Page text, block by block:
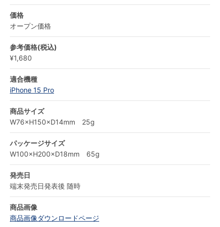
価格
オープン価格
参考価格(税込)
¥1,680
適合機種
iPhone 15 Pro
商品サイズ
W76×H150×D14mm 25g
パッケージサイズ
W100×H200×D18mm 65g
発売日
端末発売日発表後 随時
商品画像
商品画像ダウンロードページ